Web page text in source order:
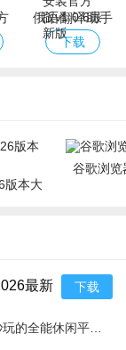
俄语翻译助手
app免费下载
下载
版本大
谷歌浏览
最新
下载